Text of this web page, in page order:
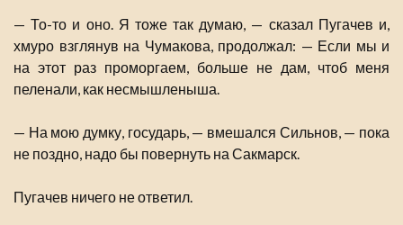
— То-то и оно. Я тоже так думаю, — сказал Пугачев и,
хмуро взглянув на Чумакова, продолжал: — Если мы и
на этот раз проморгаем, больше не дам, чтоб меня
пеленали, как несмышленыша.
— На мою думку, государь, — вмешался Сильнов, — пока
не поздно, надо бы повернуть на Сакмарск.
Пугачев ничего не ответил.